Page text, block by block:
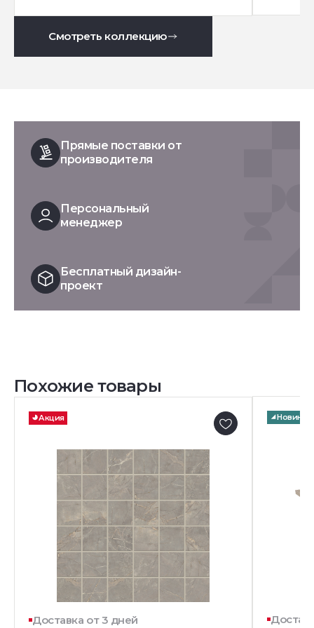
Смотреть коллекцию
Прямые поставки от
производителя
Персональный
менеджер
Бесплатный дизайн-
проект
Похожие товары
Акция
Доставка от 3 дней
Новинка